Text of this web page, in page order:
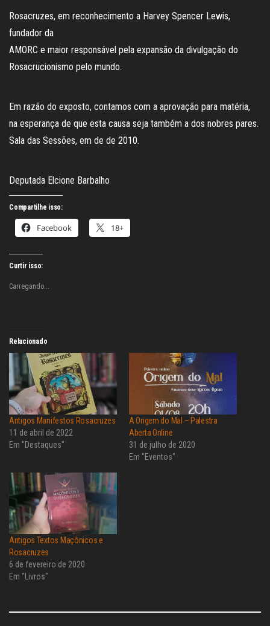
Rosacruzes, em reconhecimento a Harvey Spencer Lewis,
fundador da
AMORC e maior responsável pela expansão da divulgação do
Rosacrucionismo pelo mundo.
Em razão do exposto, contamos com a aprovação para matéria,
na esperança de que esta causa seja também a dos nobres pares.
Sala das Sessões, em de de 2010.
Deputada Elcione Barbalho
Compartilhe isso:
Facebook 18+
Curtir isso:
Carregando...
Relacionado
Antigos Manifestos Rosacruzes
11 de abril de 2022
Em "Destaques"
A Origem do Mal – Palestra
Aberta Online
31 de julho de 2020
Em "Eventos"
Antigos Textos Maçônicos e
Rosacruzes
6 de fevereiro de 2020
Em "Livros"